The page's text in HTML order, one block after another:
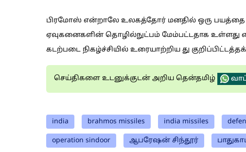
பிரமோஸ் என்றாலே உலகத்தோர் மனதில் ஒரு பயத்தை
ஏவுகனைகளின் தொழில்நுட்பம் மேம்பட்டதாக உள்ளது
கடற்படை நிகழ்ச்சியில் உரையாற்றிய து
செய்திகளை உடனுக்குடன் அறிய தென்தமிழ்
india brahmos missiles india missiles
operation sindoor ஆபரேஷன் சிந்தூர்